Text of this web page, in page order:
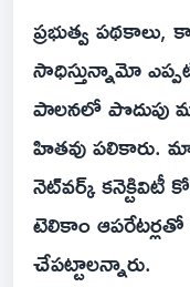
ప్రభుత్వ
సాధిస్తున్నామో
పాలనలో పొదుపు
హితవు పలికారు.
నెట్‌వర్క్ కనెక్టివిటీ
టెలికాం
చేపట్టాలన్నారు.